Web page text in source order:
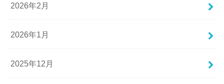
2026年2月
2026年1月
2025年12月